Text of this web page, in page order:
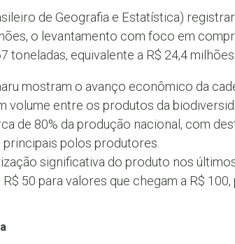
de Geografia e Estatística)
o levantamento com foco em
equivalente a R$ 24,4
mostram o avanço econômico da
volume entre os produtos da
de 80% da produção nacional, com
principais polos produtores.
significativa do produto nos
50 para valores que chegam a R$